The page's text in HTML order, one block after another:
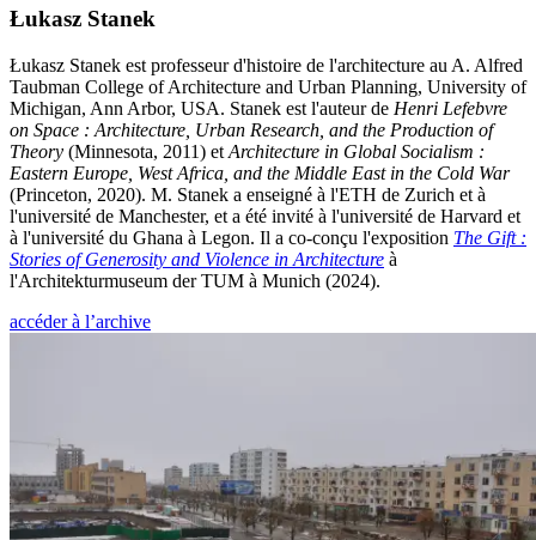
Łukasz Stanek
Łukasz Stanek est professeur d'histoire de l'architecture au A. Alfred
Taubman College of Architecture and Urban Planning, University of
Michigan, Ann Arbor, USA. Stanek est l'auteur de Henri Lefebvre
on Space : Architecture, Urban Research, and the Production of
Theory (Minnesota, 2011) et Architecture in Global Socialism :
Eastern Europe, West Africa, and the Middle East in the Cold War
(Princeton, 2020). M. Stanek a enseigné à l'ETH de Zurich et à
l'université de Manchester, et a été invité à l'université de Harvard et
à l'université du Ghana à Legon. Il a co-conçu l'exposition The Gift :
Stories of Generosity and Violence in Architecture à
l'Architekturmuseum der TUM à Munich (2024).
accéder à l’archive